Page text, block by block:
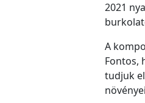
2021
A
Fontos,
tudjuk